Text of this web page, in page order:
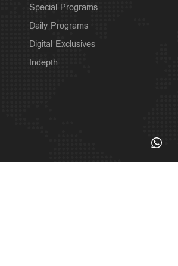
Special Programs
Daily Programs
Digital Exclusives
Indepth